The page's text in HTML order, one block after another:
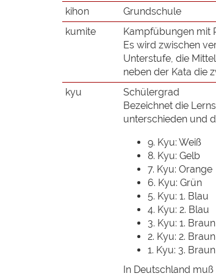
kihon
Grundschule
kumite
Kampfübungen mit
Es wird zwischen
Unterstufe, die
neben der Kata die
kyu
Schülergrad
Bezeichnet die
unterschieden und
9. Kyu: Weiß
8. Kyu: Gelb
7. Kyu: Orange
6. Kyu: Grün
5. Kyu: 1. Blau
4. Kyu: 2. Blau
3. Kyu: 1. Braun
2. Kyu: 2. Braun
1. Kyu: 3. Braun
In Deutschland